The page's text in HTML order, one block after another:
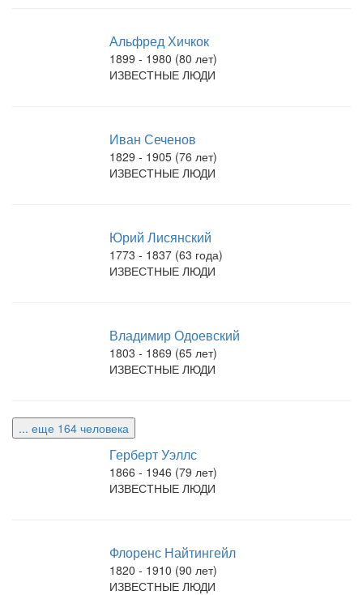
Альфред Хичкок
1899 - 1980 (80 лет)
ИЗВЕСТНЫЕ ЛЮДИ
Иван Сеченов
1829 - 1905 (76 лет)
ИЗВЕСТНЫЕ ЛЮДИ
Юрий Лисянский
1773 - 1837 (63 года)
ИЗВЕСТНЫЕ ЛЮДИ
Владимир Одоевский
1803 - 1869 (65 лет)
ИЗВЕСТНЫЕ ЛЮДИ
... еще 164 человека
Герберт Уэллс
1866 - 1946 (79 лет)
ИЗВЕСТНЫЕ ЛЮДИ
Флоренс Найтингейл
1820 - 1910 (90 лет)
ИЗВЕСТНЫЕ ЛЮДИ